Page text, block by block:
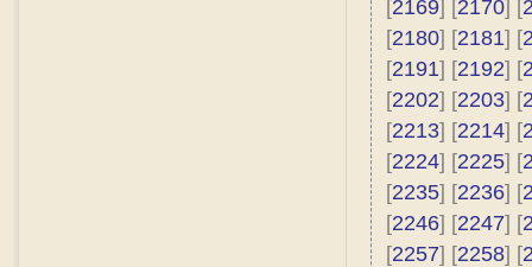
[2169] [2170] [
[2180] [2181] [
[2191] [2192] [
[2202] [2203] [
[2213] [2214] [
[2224] [2225] [
[2235] [2236] [
[2246] [2247] [
[2257] [2258] [